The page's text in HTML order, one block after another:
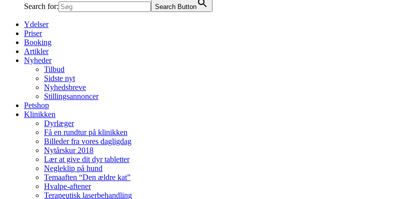
Search for: Search Button
Ydelser
Priser
Booking
Artikler
Nyheder
Tilbud
Sidste nyt
Nyhedsbreve
Stillingsannoncer
Petshop
Klinikken
Dyrlæger
Få en rundtur på klinikken
Billeder fra vores dagligdag
Nytårskur 2018
Lær at give dit dyr tabletter
Negleklip på hund
Temaaften “Den ældre kat”
Hvalpe-aftener
Terapeutisk laserbehandling